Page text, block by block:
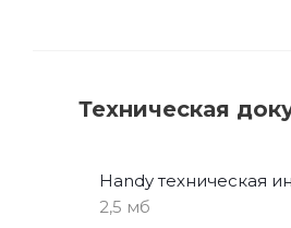
Техническая
Handy техническая
2,5 мб